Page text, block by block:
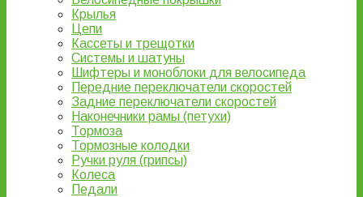
Крылья
Цепи
Кассеты и трещотки
Системы и шатуны
Шифтеры и моноблоки для велосипеда
Передние переключатели скоростей
Задние переключатели скоростей
Наконечники рамы (петухи)
Тормоза
Тормозные колодки
Ручки руля (грипсы)
Колеса
Педали